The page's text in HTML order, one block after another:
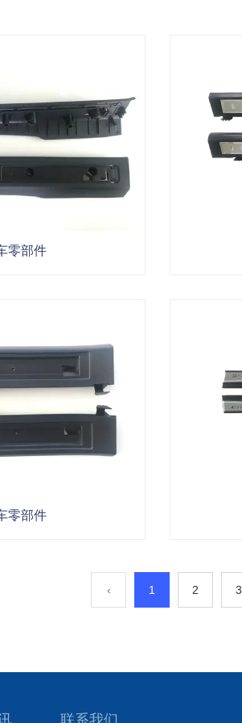
零部件
零部件
‹ 1 2 3
联系我们